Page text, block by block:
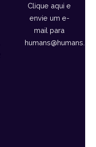
Clique aqui e
envie um e-
mail para